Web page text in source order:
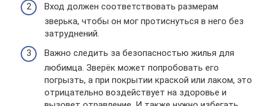
Вход должен соответствовать размерам
зверька, чтобы он мог протиснуться в него без
затруднений.
Важно следить за безопасностью жилья для
любимца. Зверёк может попробовать его
погрызть, а при покрытии краской или лаком, это
отрицательно воздействует на здоровье и